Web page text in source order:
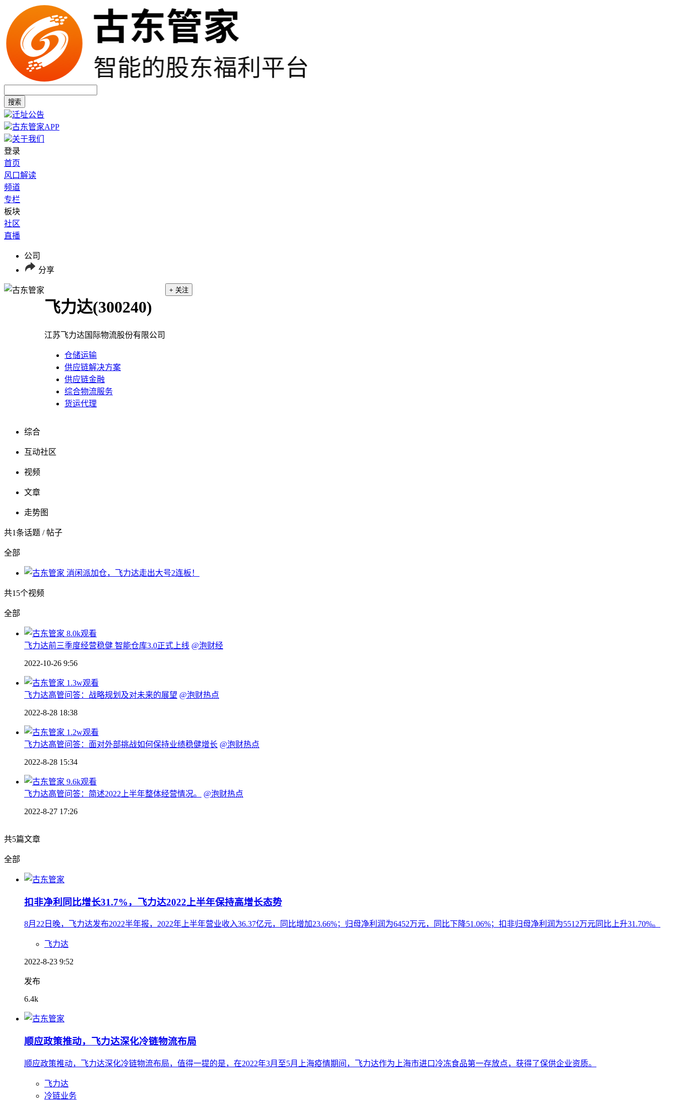
搜索
迁址公告
古东管家APP
关于我们
登录
首页
风口解读
频道
专栏
板块
社区
直播
公司
分享
飞力达(300240)
江苏飞力达国际物流股份有限公司
仓储运输
供应链解决方案
供应链金融
综合物流服务
货运代理
+ 关注
综合
互动社区
视频
文章
走势图
共1条话题 / 帖子
全部
消闲派加仓，飞力达走出大号2连板！
共15个视频
全部
8.0k观看
飞力达前三季度经营稳健 智能仓库3.0正式上线 @泡财经
2022-10-26 9:56
1.3w观看
飞力达高管问答：战略规划及对未来的展望 @泡财热点
2022-8-28 18:38
1.2w观看
飞力达高管问答：面对外部挑战如何保持业绩稳健增长 @泡财热点
2022-8-28 15:34
9.6k观看
飞力达高管问答：简述2022上半年整体经营情况。
@泡财热点
2022-8-27 17:26
共5篇文章
全部
扣非净利同比增长31.7%，飞力达2022上半年保持高增长态势
8月22日晚，飞力达发布2022半年报，2022年上半年营业收入36.37亿元，同比增加23.66%；归母净利润为6452万元，同比下降51.06%；扣非归母净利润为5512万元同比上升31.70%。
飞力达
2022-8-23 9:52
发布
6.4k
顺应政策推动，飞力达深化冷链物流布局
顺应政策推动，飞力达深化冷链物流布局，值得一提的是，在2022年3月至5月上海疫情期间，飞力达作为上海市进口冷冻食品第一存放点，获得了保供企业资质。
飞力达
冷链业务